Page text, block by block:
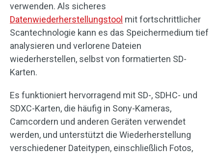
verwenden. Als sicheres
Datenwiederherstellungstool mit fortschrittlicher
Scantechnologie kann es das Speichermedium tief
analysieren und verlorene Dateien
wiederherstellen, selbst von formatierten SD-
Karten.
Es funktioniert hervorragend mit SD-, SDHC- und
SDXC-Karten, die häufig in Sony-Kameras,
Camcordern und anderen Geräten verwendet
werden, und unterstützt die Wiederherstellung
verschiedener Dateitypen, einschließlich Fotos,